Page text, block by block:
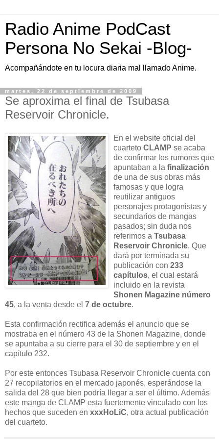
Radio Anime PodCast
Persona No Sekai -Blog-
Acompañándote en tu locura diaria mal llamado Anime.
martes, 22 de septiembre de 2009
Se aproxima el final de Tsubasa
Reservoir Chronicle.
En el website oficial del
cuarteto CLAMP se acaba
de confirmar los rumores que
apuntaban a la finalización
de una de sus obras más
famosas y que logra
reutilizar antiguos
personajes protagonistas y
secundarios de mangas
pasados; sin duda nos
referimos a Tsubasa
Reservoir Chronicle. Que
dará por terminada su
publicación con 233
capítulos, el cual estará
incluido en la revista
Shonen Magazine número
45, a la venta desde el 7 de octubre.
Esta confirmación rectifica además el anuncio que se
mostraba en el número 43 de la Shonen Magazine, donde
se apuntaba a su cierre para el 30 de septiembre y en el
capítulo 232.
Por este entonces Tsubasa Reservoir Chronicle cuenta con
27 recopilatorios en el mercado japonés, esperándose la
salida del 28 que bien podría llegar a ser el último. Además
este manga de CLAMP esta fuertemente vinculado con los
hechos que suceden en xxxHoLiC, otra actual publicación
del cuarteto.